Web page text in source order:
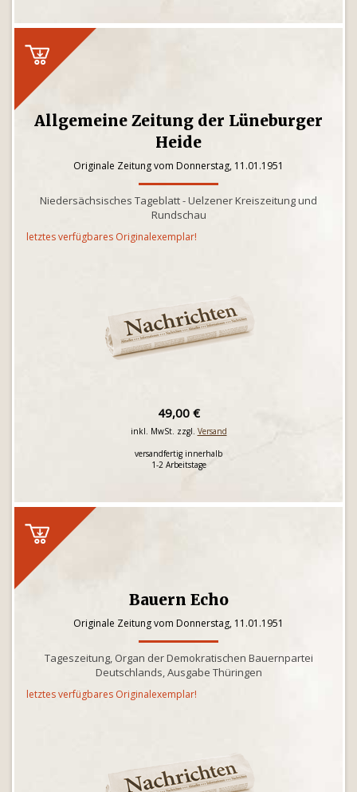
Allgemeine Zeitung der Lüneburger
Heide
Originale Zeitung vom Donnerstag, 11.01.1951
Niedersächsisches Tageblatt - Uelzener Kreiszeitung und
Rundschau
letztes verfügbares Originalexemplar!
49,00 €
inkl. MwSt. zzgl. Versand
versandfertig innerhalb
1-2 Arbeitstage
Bauern Echo
Originale Zeitung vom Donnerstag, 11.01.1951
Tageszeitung, Organ der Demokratischen Bauernpartei
Deutschlands, Ausgabe Thüringen
letztes verfügbares Originalexemplar!